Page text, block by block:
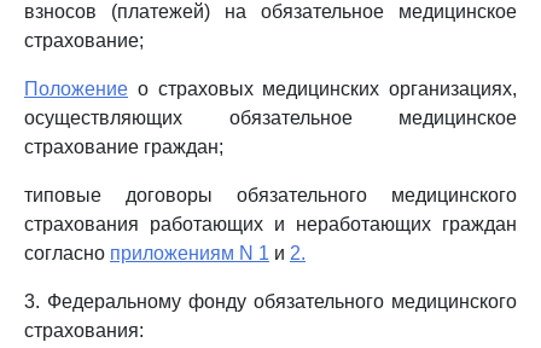
взносов (платежей) на обязательное медицинское
страхование;
Положение о страховых медицинских организациях,
осуществляющих обязательное медицинское
страхование граждан;
типовые договоры обязательного медицинского
страхования работающих и неработающих граждан
согласно приложениям N 1 и 2.
3. Федеральному фонду обязательного медицинского
страхования: